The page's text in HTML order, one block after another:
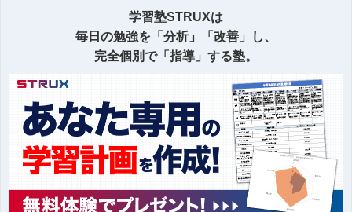
学習塾STRUXは
毎日の勉強を「分析」「改善」し、
完全個別で「指導」する塾。